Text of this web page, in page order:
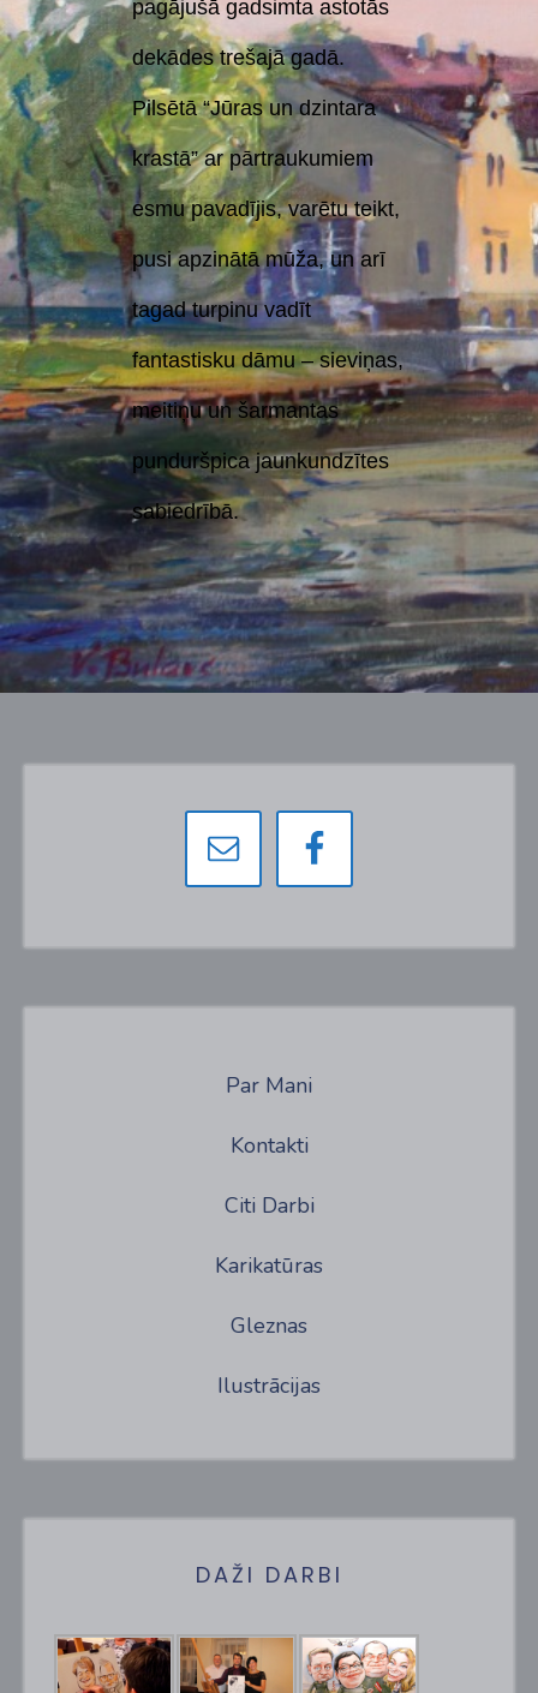
pagājušā gadsimta astotās
dekādes trešajā gadā.
Pilsētā “Jūras un dzintara
krastā” ar pārtraukumiem
esmu pavadījis, varētu teikt,
pusi apzinātā mūža, un arī
tagad turpinu vadīt
fantastisku dāmu – sieviņas,
meitiņu un šarmantas
punduršpica jaunkundzītes
sabiedrībā.
Par Mani
Kontakti
Citi Darbi
Karikatūras
Gleznas
Ilustrācijas
DAŽI DARBI